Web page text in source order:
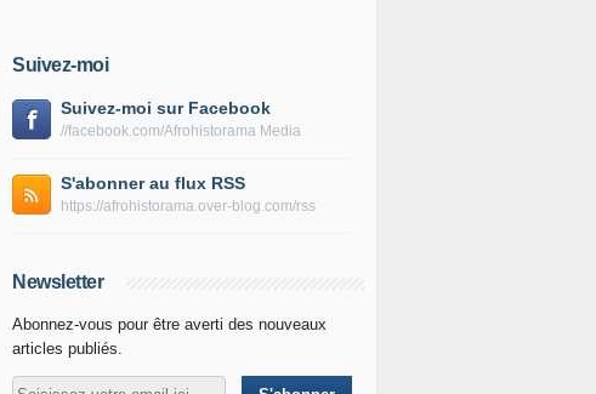
Suivez-moi
Suivez-moi sur Facebook
//facebook.com/Afrohistorama Media
S'abonner au flux RSS
https://afrohistorama.over-blog.com/rss
Newsletter
Abonnez-vous pour être averti des nouveaux
articles publiés.